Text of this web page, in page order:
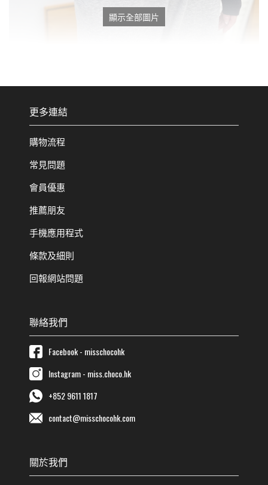
顯示全部圖片
更多連結
購物流程
常見問題
會員優惠
推薦朋友
手機應用程式
條款及細則
回報網站問題
聯絡我們
Facebook - misschocohk
Instagram - miss.choco.hk
+852 9611 1817
contact@misschocohk.com
關於我們